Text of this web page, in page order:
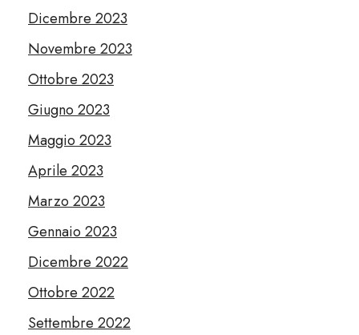
Dicembre 2023
Novembre 2023
Ottobre 2023
Giugno 2023
Maggio 2023
Aprile 2023
Marzo 2023
Gennaio 2023
Dicembre 2022
Ottobre 2022
Settembre 2022